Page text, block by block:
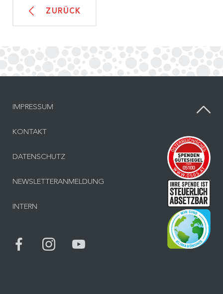
ZURÜCK
IMPRESSUM
KONTAKT
DATENSCHUTZ
NEWSLETTERANMELDUNG
INTERN